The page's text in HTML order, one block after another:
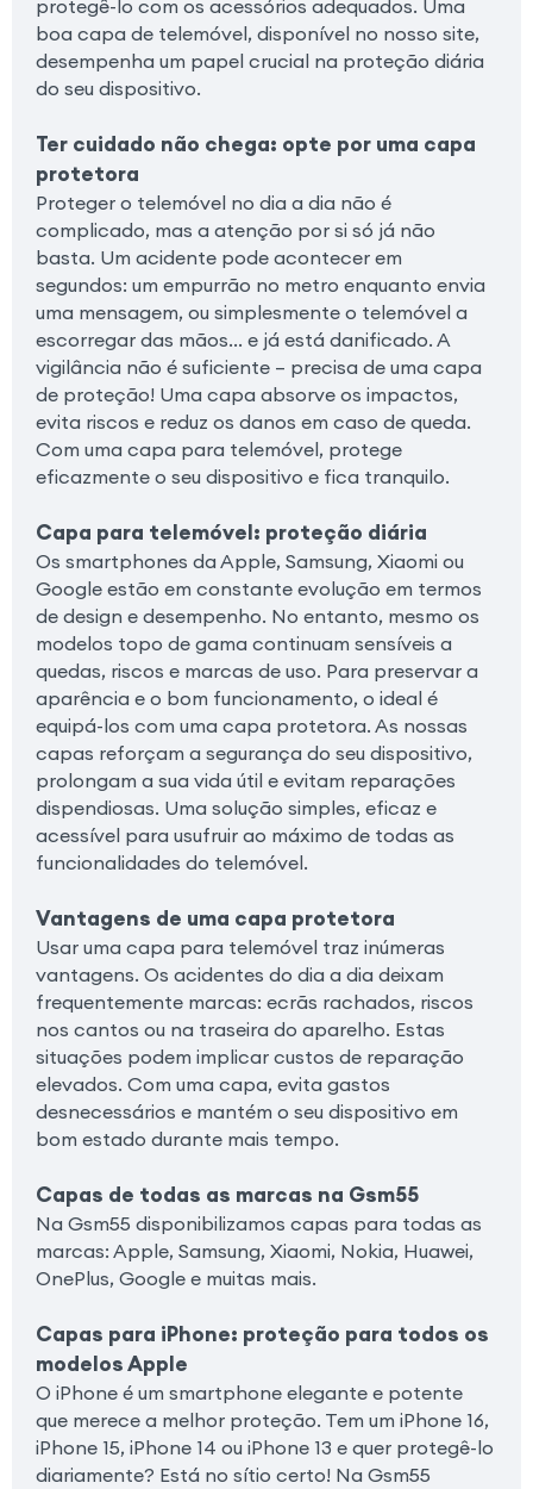
protegê-lo com os acessórios adequados. Uma
boa capa de telemóvel, disponível no nosso site,
desempenha um papel crucial na proteção diária
do seu dispositivo.
Ter cuidado não chega: opte por uma capa
protetora
Proteger o telemóvel no dia a dia não é
complicado, mas a atenção por si só já não
basta. Um acidente pode acontecer em
segundos: um empurrão no metro enquanto envia
uma mensagem, ou simplesmente o telemóvel a
escorregar das mãos… e já está danificado. A
vigilância não é suficiente – precisa de uma capa
de proteção! Uma capa absorve os impactos,
evita riscos e reduz os danos em caso de queda.
Com uma capa para telemóvel, protege
eficazmente o seu dispositivo e fica tranquilo.
Capa para telemóvel: proteção diária
Os smartphones da Apple, Samsung, Xiaomi ou
Google estão em constante evolução em termos
de design e desempenho. No entanto, mesmo os
modelos topo de gama continuam sensíveis a
quedas, riscos e marcas de uso. Para preservar a
aparência e o bom funcionamento, o ideal é
equipá-los com uma capa protetora. As nossas
capas reforçam a segurança do seu dispositivo,
prolongam a sua vida útil e evitam reparações
dispendiosas. Uma solução simples, eficaz e
acessível para usufruir ao máximo de todas as
funcionalidades do telemóvel.
Vantagens de uma capa protetora
Usar uma capa para telemóvel traz inúmeras
vantagens. Os acidentes do dia a dia deixam
frequentemente marcas: ecrãs rachados, riscos
nos cantos ou na traseira do aparelho. Estas
situações podem implicar custos de reparação
elevados. Com uma capa, evita gastos
desnecessários e mantém o seu dispositivo em
bom estado durante mais tempo.
Capas de todas as marcas na Gsm55
Na Gsm55 disponibilizamos capas para todas as
marcas: Apple, Samsung, Xiaomi, Nokia, Huawei,
OnePlus, Google e muitas mais.
Capas para iPhone: proteção para todos os
modelos Apple
O iPhone é um smartphone elegante e potente
que merece a melhor proteção. Tem um iPhone 16,
iPhone 15, iPhone 14 ou iPhone 13 e quer protegê-lo
diariamente? Está no sítio certo! Na Gsm55